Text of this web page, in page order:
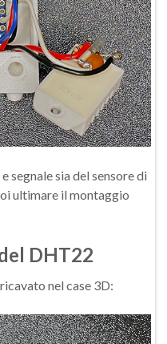
segnale sia del sensore di
ultimare il montaggio
DHT22
nel case 3D: